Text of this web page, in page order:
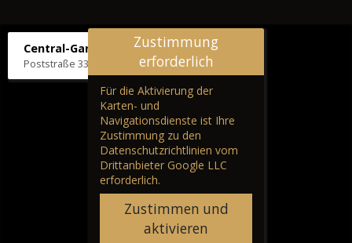
Central-Garage H. Wilhelm
Poststraße 33, 66687 Wadern
Zustimmung
erforderlich
Für die Aktivierung der
Karten- und
Navigationsdienste ist Ihre
Zustimmung zu den
Datenschutzrichtlinien vom
Drittanbieter Google LLC
erforderlich.
Zustimmen und
aktivieren